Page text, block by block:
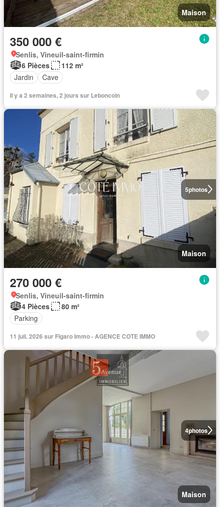
Maison
350 000 €
Senlis, Vineuil-saint-firmin
6 Pièces
112 m²
Jardin
Cave
Il y a 2 semaines, 2 jours sur Leboncoin
5photos
Maison
270 000 €
Senlis, Vineuil-saint-firmin
4 Pièces
80 m²
Parking
11 juil. 2026 sur Figaro Immo - AGENCE COTE IMMO
4photos
Maison